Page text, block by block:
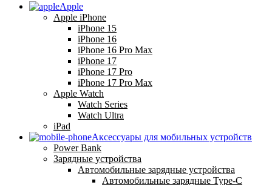
Apple
Apple iPhone
iPhone 15
iPhone 16
iPhone 16 Pro Max
iPhone 17
iPhone 17 Pro
iPhone 17 Pro Max
Apple Watch
Watch Series
Watch Ultra
iPad
Аксессуары для мобильных устройств
Power Bank
Зарядные устройства
Автомобильные зарядные устройства
Автомобильные зарядные Type-C